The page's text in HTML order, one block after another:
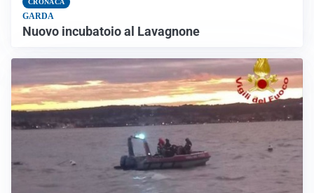
CRONACA
GARDA
Nuovo incubatoio al Lavagnone